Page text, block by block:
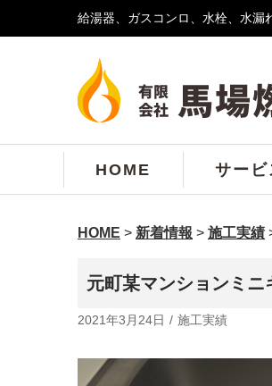
給湯器、ガスコンロ、水栓、水漏
HOME サービ
HOME > 新着情報 > 施工実績
元町某マンションミニ
2021年3月24日 施工実績